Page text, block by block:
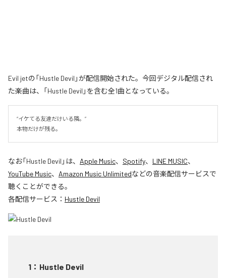
Evil jetの「Hustle Devil」が配信開始された。今回デジタル配信され
た楽曲は、「Hustle Devil」を含む全1曲となっている。
“イケてる友達だけいる隣。”
本物だけが残る。
なお「Hustle Devil 」は、 Apple Music、 Spotify、 LINE MUSIC、
YouTube Music、 Amazon Music Unlimitedなどの音楽配信サービスで
聴くことができる。
各配信サービス： Hustle Devil
1 ： Hustle Devil